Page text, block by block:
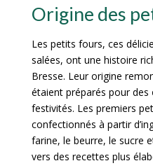
Origine des
Les petits fours, ces
salées, ont une histoire
Bresse. Leur origine
étaient préparés pour des
festivités. Les premiers
confectionnés à partir
farine, le beurre, le sucre
vers des recettes plus